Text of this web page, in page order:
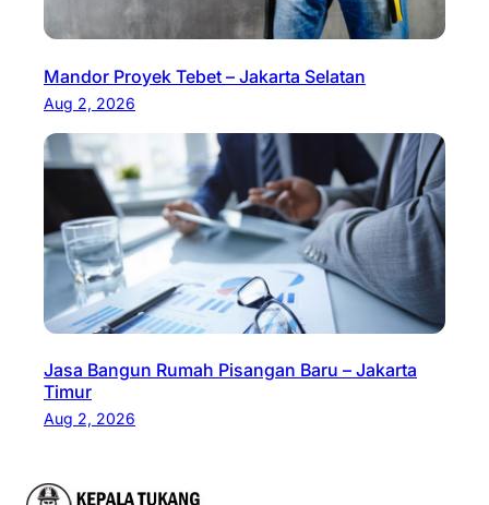
Mandor Proyek Tebet – Jakarta Selatan
Aug 2, 2026
Jasa Bangun Rumah Pisangan Baru – Jakarta
Timur
Aug 2, 2026